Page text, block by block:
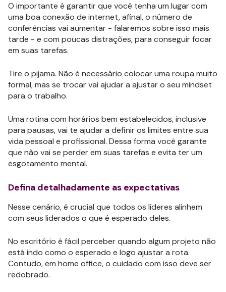
O importante é garantir que você tenha um lugar com
uma boa conexão de internet, afinal, o número de
conferências vai aumentar - falaremos sobre isso mais
tarde - e com poucas distrações, para conseguir focar
em suas tarefas.
Tire o pijama. Não é necessário colocar uma roupa muito
formal, mas se trocar vai ajudar a ajustar o seu mindset
para o trabalho.
Uma rotina com horários bem estabelecidos, inclusive
para pausas, vai te ajudar a definir os limites entre sua
vida pessoal e profissional. Dessa forma você garante
que não vai se perder em suas tarefas e evita ter um
esgotamento mental.
Defina detalhadamente as expectativas
Nesse cenário, é crucial que todos os líderes alinhem
com seus liderados o que é esperado deles.
No escritório é fácil perceber quando algum projeto não
está indo como o esperado e logo ajustar a rota.
Contudo, em home office, o cuidado com isso deve ser
redobrado.